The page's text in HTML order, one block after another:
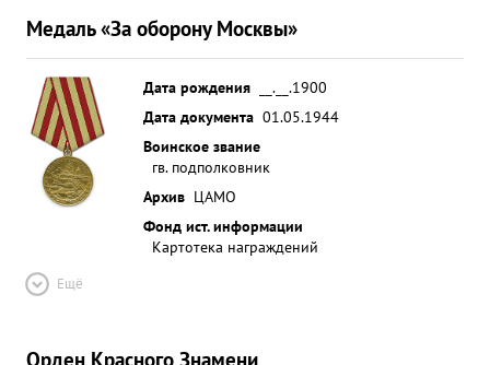
Медаль «За оборону Москвы»
Дата рождения
__.__.1900
Дата документа 01.05.1944
Воинское звание
гв. подполковник
Архив ЦАМО
Фонд ист. информации
Картотека награждений
Ещё
Орден Красного Знамени